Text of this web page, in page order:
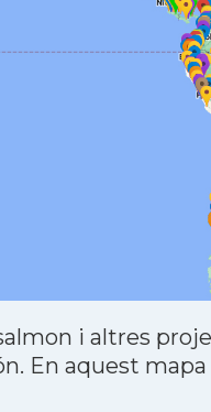
i altres
En aquest